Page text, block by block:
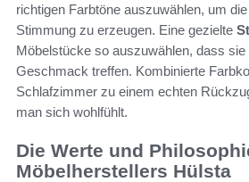
richtigen Farbtöne auszuwählen, um
Stimmung zu erzeugen. Eine gezielte
Möbelstücke so auszuwählen, dass sie
Geschmack treffen. Kombinierte
Schlafzimmer zu einem echten
man sich wohlfühlt.
Die Werte und
Möbelherstellers Hülsta